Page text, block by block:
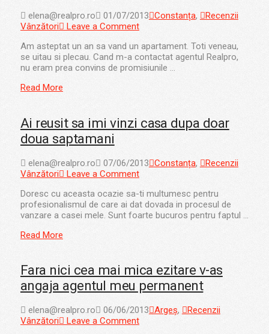
elena@realpro.ro 01/07/2013 Constanța,
Recenzii
Vânzători
Leave a Comment
Am asteptat un an sa vand un apartament. Toti veneau,
se uitau si plecau. Cand m-a contactat agentul Realpro,
nu eram prea convins de promisiunile …
Read More
Ai reusit sa imi vinzi casa dupa doar
doua saptamani
elena@realpro.ro 07/06/2013 Constanța,
Recenzii
Vânzători
Leave a Comment
Doresc cu aceasta ocazie sa-ti multumesc pentru
profesionalismul de care ai dat dovada in procesul de
vanzare a casei mele. Sunt foarte bucuros pentru faptul …
Read More
Fara nici cea mai mica ezitare v-as
angaja agentul meu permanent
elena@realpro.ro 06/06/2013 Argeș,
Recenzii
Vânzători
Leave a Comment